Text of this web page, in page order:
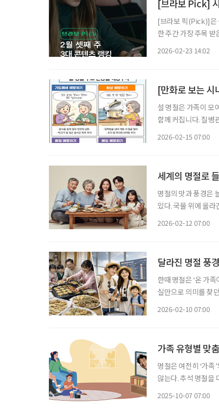
[브라보 Pick]
[브라보 픽(Pick)]은
한 주간 가장 주목
2026-02-23 14:02
[만화로 보는
설 명절은 가족이 모
함께 커집니다. 질병
2026-02-15 07:00
세계의 명절로
명절의 맛과 풍경은
있다. 국물 위에 올
2026-02-12 07:00
달라진 명절 풍경
한때 명절은 ‘온 가
실만으로 의미를 찾
2026-02-10 07:00
가족 유형별 맞
명절은 여전히 ‘가
않는다. 추석 명절을
2025-10-07 07:00